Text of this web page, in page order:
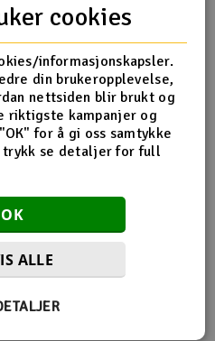
om komplette løsninger for
å kontakte oss
på dette produktet enda.
cookies
informasjonskapsler.
din brukeropplevelse,
nettsiden blir brukt og
riktigste kampanjer og
for å gi oss samtykke
se detaljer for full
OK
ALLE